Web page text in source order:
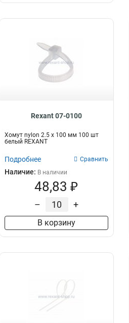
Rexant 07-0100
Хомут nylon 2.5 х 100 мм 100 шт
белый REXANT
Подробнее Сравнить
Наличие: В наличии
48,83 ₽
– +
В корзину